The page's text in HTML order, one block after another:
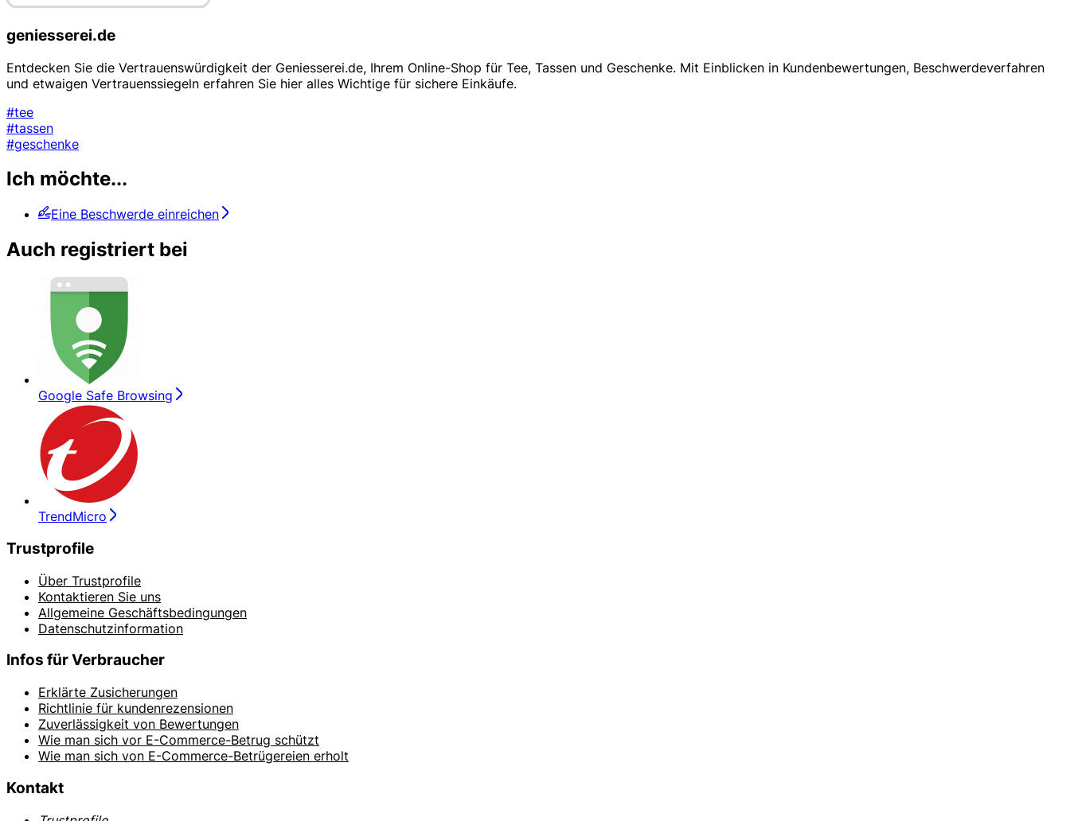
geniesserei.de
Entdecken Sie die Vertrauenswürdigkeit der Geniesserei.de, Ihrem Online-Shop für Tee, Tassen und Geschenke. Mit Einblicken in Kundenbewertungen, Beschwerdeverfahren
und etwaigen Vertrauenssiegeln erfahren Sie hier alles Wichtige für sichere Einkäufe.
#tee
#tassen
#geschenke
Ich möchte...
Eine Beschwerde einreichen
Auch registriert bei
Google Safe Browsing
TrendMicro
Trustprofile
Über Trustprofile
Kontaktieren Sie uns
Allgemeine Geschäftsbedingungen
Datenschutzinformation
Infos für Verbraucher
Erklärte Zusicherungen
Richtlinie für kundenrezensionen
Zuverlässigkeit von Bewertungen
Wie man sich vor E-Commerce-Betrug schützt
Wie man sich von E-Commerce-Betrügereien erholt
Kontakt